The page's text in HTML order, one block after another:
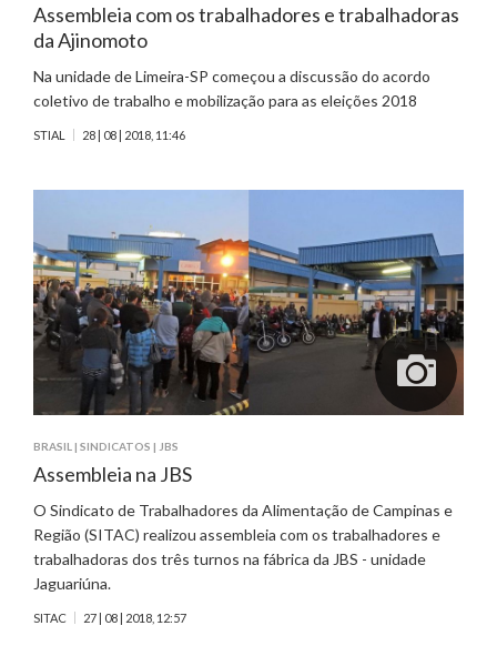
Assembleia com os trabalhadores e trabalhadoras
da Ajinomoto
Na unidade de Limeira-SP começou a discussão do acordo
coletivo de trabalho e mobilização para as eleições 2018
STIAL 28 | 08 | 2018, 11:46
BRASIL | SINDICATOS | JBS
Assembleia na JBS
O Sindicato de Trabalhadores da Alimentação de Campinas e
Região (SITAC) realizou assembleia com os trabalhadores e
trabalhadoras dos três turnos na fábrica da JBS - unidade
Jaguariúna.
SITAC 27 | 08 | 2018, 12:57